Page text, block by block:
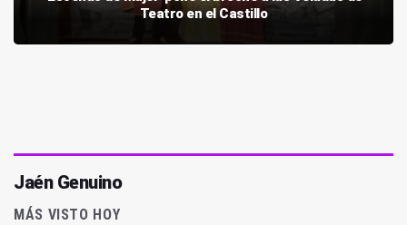
Teatro en el Castillo
Jaén Genuino
MÁS VISTO HOY